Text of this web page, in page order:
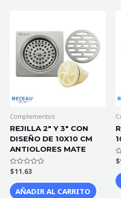
Complementos
REJILLA 2″ Y 3″ CON
DISEÑO DE 10X10 CM
ANTIOLORES MATE
Valorado
con
de
5
$11.63
AÑADIR AL CARRITO
de
5
$